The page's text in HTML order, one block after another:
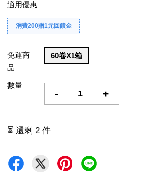
適用優惠
消費200贈1元回饋金
免運商
品
60卷X1箱
數量
- +
⏳ 還剩 2 件